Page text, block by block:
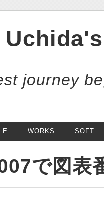
journey
WORKS SOFT
で図表